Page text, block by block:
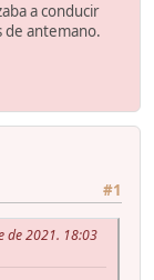
a conducir
de antemano.
#1
de 2021. 18:03